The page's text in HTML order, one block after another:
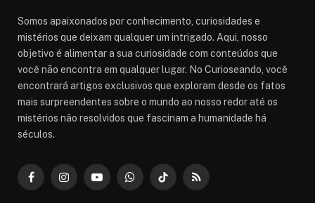
Somos apaixonados por conhecimento, curiosidades e
mistérios que deixam qualquer um intrigado. Aqui, nosso
objetivo é alimentar a sua curiosidade com conteúdos que
você não encontra em qualquer lugar. No Curioseando, você
encontrará artigos exclusivos que exploram desde os fatos
mais surpreendentes sobre o mundo ao nosso redor até os
mistérios não resolvidos que fascinam a humanidade há
séculos.
FacebookInstagramYouTubeWhatsAppTikTokRSS